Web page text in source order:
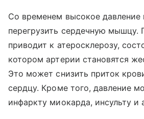
Со временем высокое
перегрузить сердечную мышцу.
приводит к атеросклерозу,
котором артерии становятся
Это может снизить приток
сердцу. Кроме того, давление
инфаркту миокарда, инсульту и